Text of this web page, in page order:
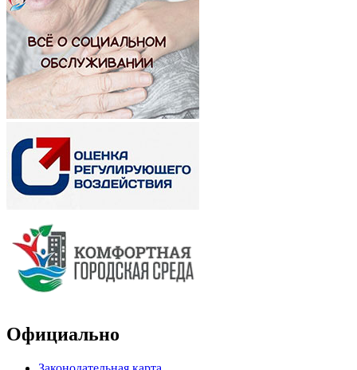
Официально